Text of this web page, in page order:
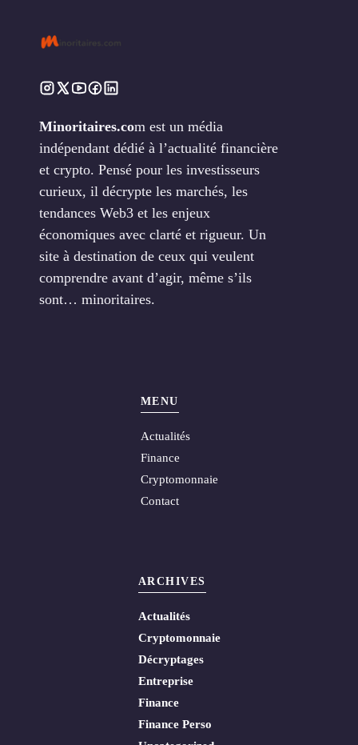
Minoritaires.com est un média
indépendant dédié à l’actualité financière
et crypto. Pensé pour les investisseurs
curieux, il décrypte les marchés, les
tendances Web3 et les enjeux
économiques avec clarté et rigueur. Un
site à destination de ceux qui veulent
comprendre avant d’agir, même s’ils
sont… minoritaires.
MENU
Actualités
Finance
Cryptomonnaie
Contact
ARCHIVES
Actualités
Cryptomonnaie
Décryptages
Entreprise
Finance
Finance Perso